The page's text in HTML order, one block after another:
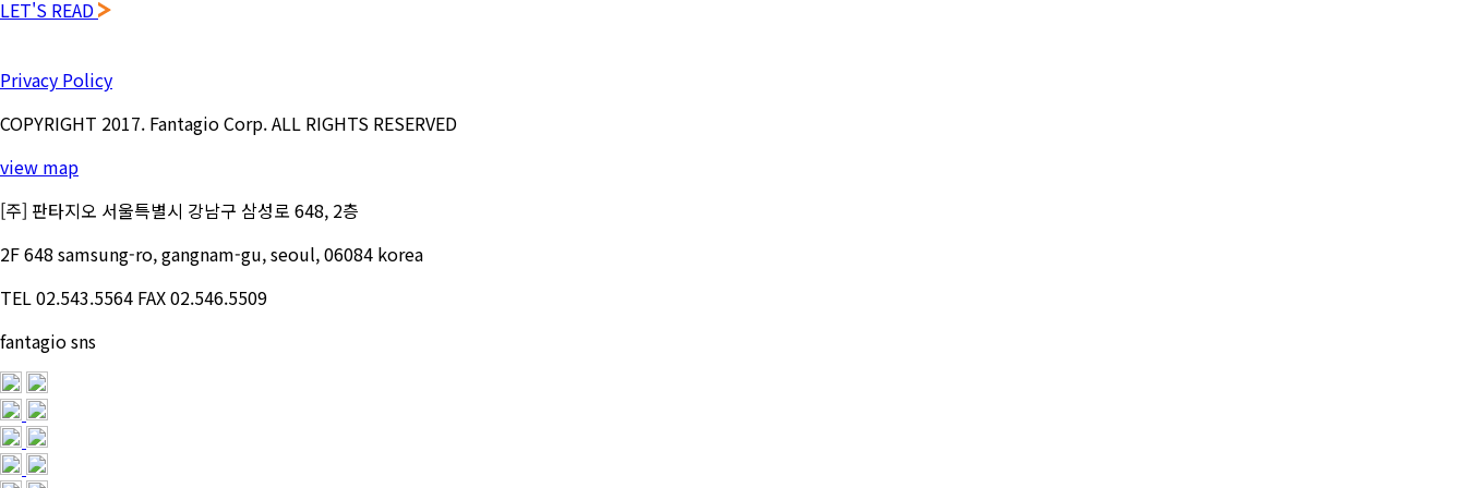
LET'S READ
Privacy Policy
COPYRIGHT 2017. Fantagio Corp. ALL RIGHTS RESERVED
view map
[주] 판타지오 서울특별시 강남구 삼성로 648, 2층
2F 648 samsung-ro, gangnam-gu, seoul, 06084 korea
TEL 02.543.5564 FAX 02.546.5509
fantagio sns